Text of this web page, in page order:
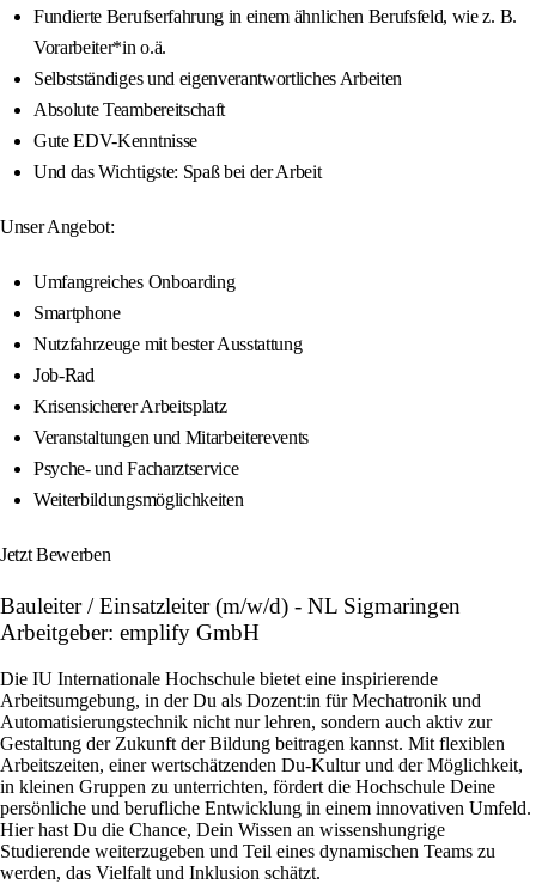
Fundierte Berufserfahrung in einem ähnlichen Berufsfeld, wie z. B.
Vorarbeiter*in o.ä.
Selbstständiges und eigenverantwortliches Arbeiten
Absolute Teambereitschaft
Gute EDV-Kenntnisse
Und das Wichtigste: Spaß bei der Arbeit
Unser Angebot:
Umfangreiches Onboarding
Smartphone
Nutzfahrzeuge mit bester Ausstattung
Job-Rad
Krisensicherer Arbeitsplatz
Veranstaltungen und Mitarbeiterevents
Psyche- und Facharztservice
Weiterbildungsmöglichkeiten
Jetzt Bewerben
Bauleiter / Einsatzleiter (m/w/d) - NL Sigmaringen
Arbeitgeber: emplify GmbH
Die IU Internationale Hochschule bietet eine inspirierende
Arbeitsumgebung, in der Du als Dozent:in für Mechatronik und
Automatisierungstechnik nicht nur lehren, sondern auch aktiv zur
Gestaltung der Zukunft der Bildung beitragen kannst. Mit flexiblen
Arbeitszeiten, einer wertschätzenden Du-Kultur und der Möglichkeit,
in kleinen Gruppen zu unterrichten, fördert die Hochschule Deine
persönliche und berufliche Entwicklung in einem innovativen Umfeld.
Hier hast Du die Chance, Dein Wissen an wissenshungrige
Studierende weiterzugeben und Teil eines dynamischen Teams zu
werden, das Vielfalt und Inklusion schätzt.